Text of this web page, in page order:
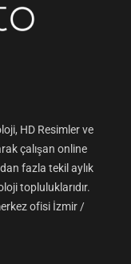
HD Resimler ve
çalışan online
fazla tekil aylık
topluluklarıdır.
ofisi İzmir /